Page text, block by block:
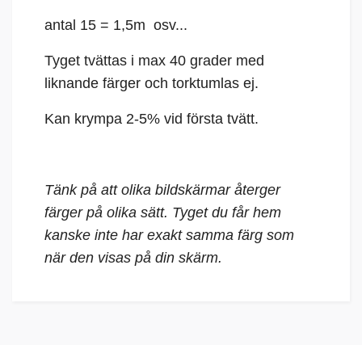
antal 15 = 1,5m osv...
Tyget tvättas i max 40 grader med
liknande färger och torktumlas ej.
Kan krympa 2-5% vid första tvätt.
Tänk på att olika bildskärmar återger
färger på olika sätt. Tyget du får hem
kanske inte har exakt samma färg som
när den visas på din skärm.